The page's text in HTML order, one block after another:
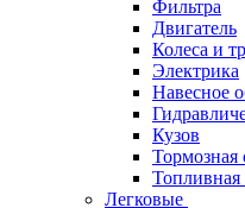
Фильтра
Двигатель
Колеса и
Электрика
Навесное
Кузов
Тормозная
Топливная
Легковые